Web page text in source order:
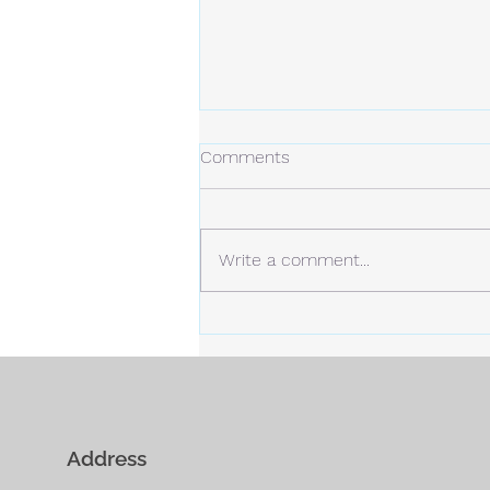
冬の日
今年の冬は、今のところ雪は少な
所。 白い雪と青い空。
Comments
Write a comment...
Address